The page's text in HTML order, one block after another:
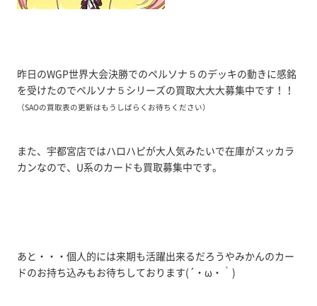
昨日のWGP世界大会決勝でのペルソナ５のデッキの動きに感銘
を受けたのでペルソナ５シリーズの買取大大大募集中です！！
（SAOの買取表の更新はもうしばらくお待ちください）
また、宇都宮店ではハロハピが大人気みたいで在庫がスッカラ
カンなので、U系のカードも買取募集中です。
あと・・・個人的には来期も活躍出来るだろうやみかんのカー
ドのお持ち込みもお待ちしております(´・ω・｀)